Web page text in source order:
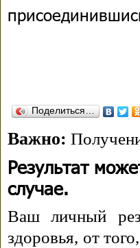
Поделиться…
Важно:
Результат
случае.
Ваш личный
здоровья, от